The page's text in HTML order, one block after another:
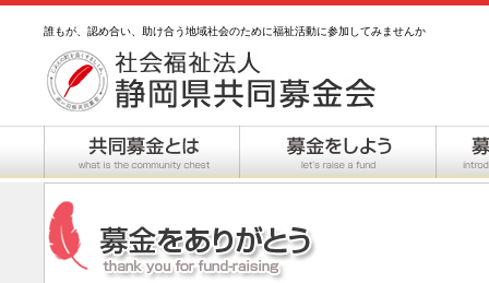
誰もが、認め合い、助け合う地域社会のために福祉活動に参加してみませんか